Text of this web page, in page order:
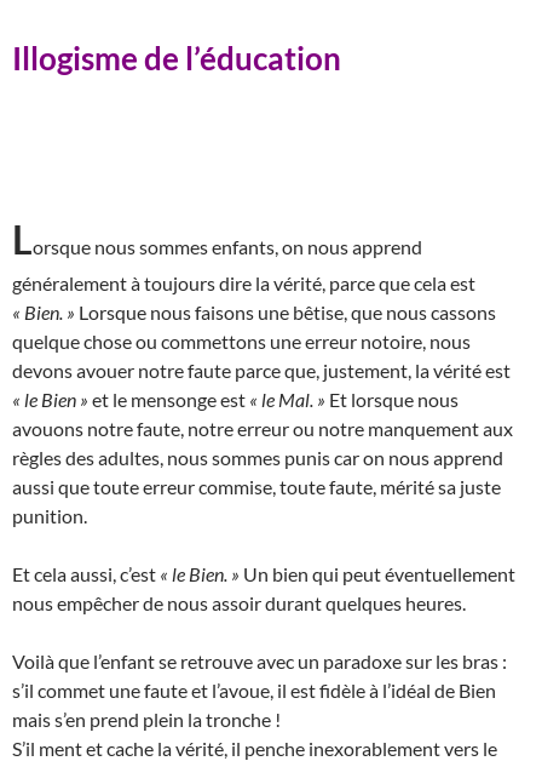
Illogisme de l’éducation
Lorsque nous sommes enfants, on nous apprend
généralement à toujours dire la vérité, parce que cela est
« Bien. » Lorsque nous faisons une bêtise, que nous cassons
quelque chose ou commettons une erreur notoire, nous
devons avouer notre faute parce que, justement, la vérité est
« le Bien » et le mensonge est « le Mal. » Et lorsque nous
avouons notre faute, notre erreur ou notre manquement aux
règles des adultes, nous sommes punis car on nous apprend
aussi que toute erreur commise, toute faute, mérité sa juste
punition.
Et cela aussi, c’est « le Bien. » Un bien qui peut éventuellement
nous empêcher de nous assoir durant quelques heures.
Voilà que l’enfant se retrouve avec un paradoxe sur les bras :
s’il commet une faute et l’avoue, il est fidèle à l’idéal de Bien
mais s’en prend plein la tronche !
S’il ment et cache la vérité, il penche inexorablement vers le